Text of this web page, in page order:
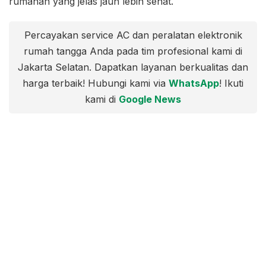
Percayakan service AC dan peralatan elektronik
rumah tangga Anda pada tim profesional kami di
Jakarta Selatan. Dapatkan layanan berkualitas dan
harga terbaik! Hubungi kami via WhatsApp! Ikuti
kami di Google News